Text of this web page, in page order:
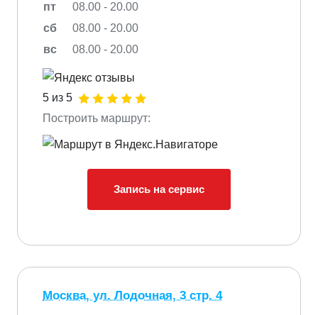
пт
08.00 - 20.00
сб
08.00 - 20.00
вс
08.00 - 20.00
5 из 5
Построить маршрут:
Запись на сервис
Москва, ул. Лодочная, 3 стр. 4